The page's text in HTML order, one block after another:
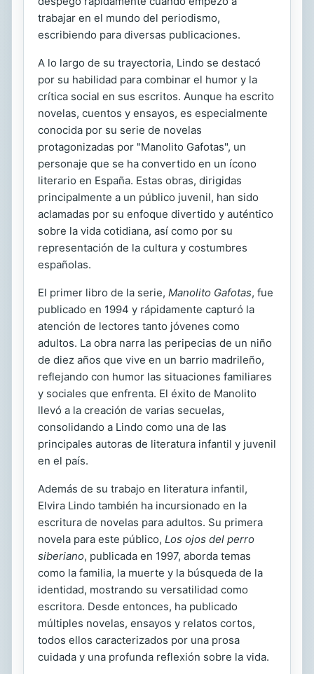
trabajar en el mundo del periodismo,
escribiendo para diversas publicaciones.
A lo largo de su trayectoria, Lindo se destacó
por su habilidad para combinar el humor y la
crítica social en sus escritos. Aunque ha escrito
novelas, cuentos y ensayos, es especialmente
conocida por su serie de novelas
protagonizadas por "Manolito Gafotas", un
personaje que se ha convertido en un ícono
literario en España. Estas obras, dirigidas
principalmente a un público juvenil, han sido
aclamadas por su enfoque divertido y auténtico
sobre la vida cotidiana, así como por su
representación de la cultura y costumbres
españolas.
El primer libro de la serie, Manolito Gafotas, fue
publicado en 1994 y rápidamente capturó la
atención de lectores tanto jóvenes como
adultos. La obra narra las peripecias de un niño
de diez años que vive en un barrio madrileño,
reflejando con humor las situaciones familiares
y sociales que enfrenta. El éxito de Manolito
llevó a la creación de varias secuelas,
consolidando a Lindo como una de las
principales autoras de literatura infantil y juvenil
en el país.
Además de su trabajo en literatura infantil,
Elvira Lindo también ha incursionado en la
escritura de novelas para adultos. Su primera
novela para este público, Los ojos del perro
siberiano, publicada en 1997, aborda temas
como la familia, la muerte y la búsqueda de la
identidad, mostrando su versatilidad como
escritora. Desde entonces, ha publicado
múltiples novelas, ensayos y relatos cortos,
todos ellos caracterizados por una prosa
cuidada y una profunda reflexión sobre la vida.